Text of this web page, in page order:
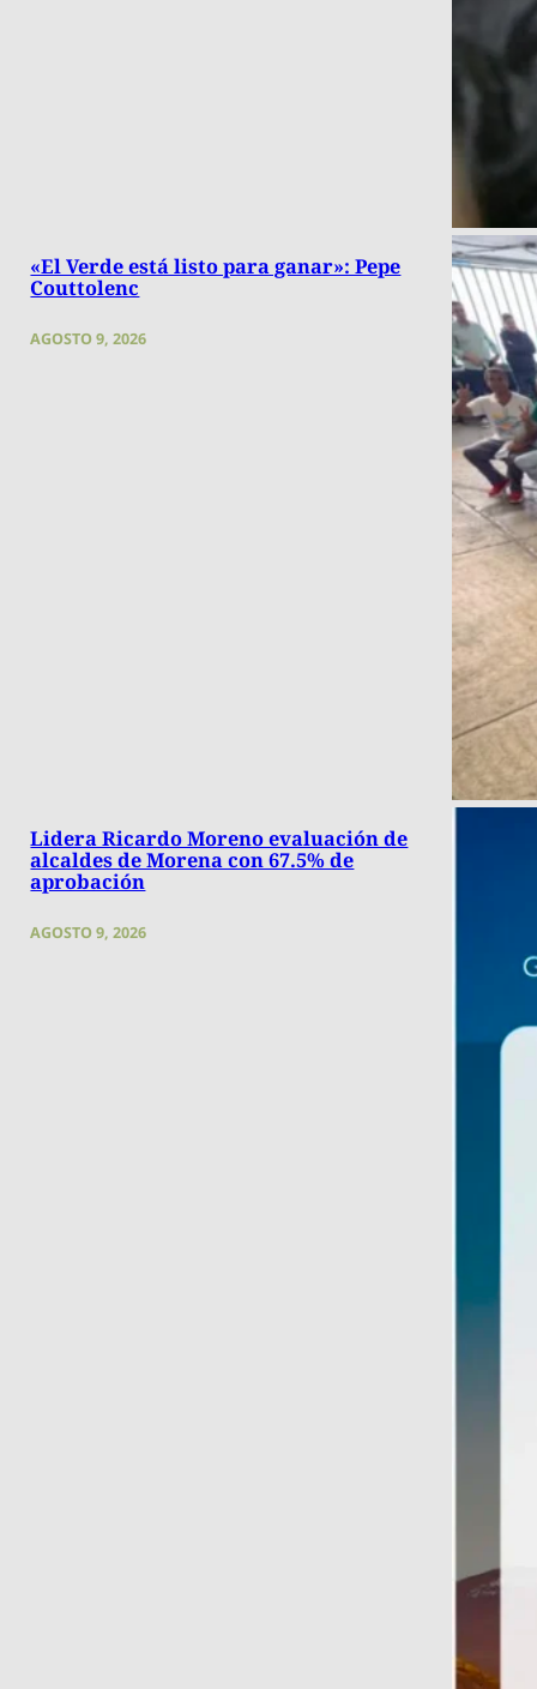
«El Verde está listo para ganar»: Pepe
Couttolenc
AGOSTO 9, 2026
Lidera Ricardo Moreno evaluación de
alcaldes de Morena con 67.5% de
aprobación
AGOSTO 9, 2026